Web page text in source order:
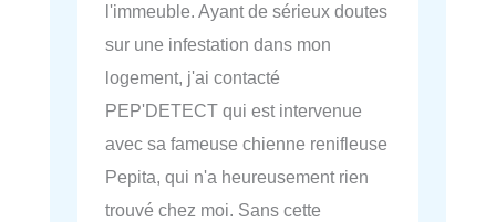
l'immeuble. Ayant de sérieux doutes
sur une infestation dans mon
logement, j'ai contacté
PEP'DETECT qui est intervenue
avec sa fameuse chienne renifleuse
Pepita, qui n'a heureusement rien
trouvé chez moi. Sans cette